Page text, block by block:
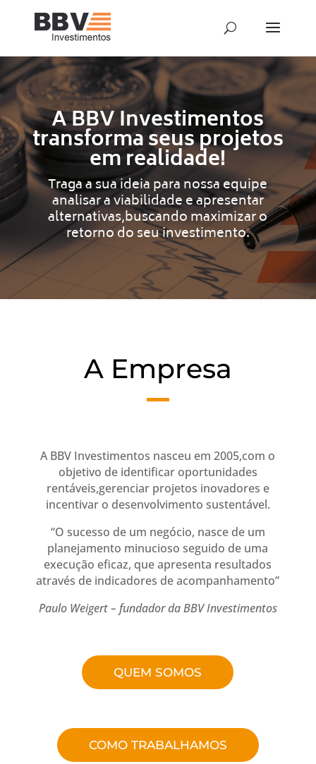
A BBV Investimentos
transforma seus projetos
em realidade!
Traga a sua ideia para nossa equipe
analisar a viabilidade e apresentar
alternativas,buscando maximizar o
retorno do seu investimento.
A Empresa
A BBV Investimentos nasceu em 2005,com o
objetivo de identificar oportunidades
rentáveis,gerenciar projetos inovadores e
incentivar o desenvolvimento sustentável.
“O sucesso de um negócio, nasce de um
planejamento minucioso seguido de uma
execução eficaz, que apresenta resultados
através de indicadores de acompanhamento”
Paulo Weigert – fundador da BBV Investimentos
QUEM SOMOS
COMO TRABALHAMOS